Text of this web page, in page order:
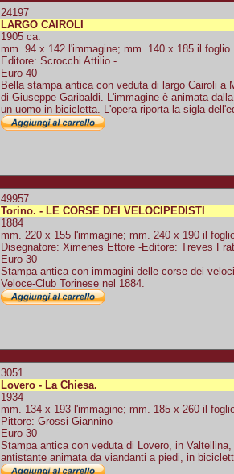
24197
LARGO CAIROLI
1905 ca.
mm. 94 x 142 l'immagine; mm. 140 x 185 il foglio
Editore: Scrocchi Attilio -
Euro 40
Bella stampa antica con veduta di largo Cairoli a
di Giuseppe Garibaldi. L'immagine è animata
un uomo in bicicletta. L'opera riporta la sigla
49957
Torino. - LE CORSE DEI VELOCIPEDISTI
1884
mm. 220 x 155 l'immagine; mm. 240 x 190 il
Disegnatore: Ximenes Ettore -Editore: Treves
Euro 30
Stampa antica con immagini delle corse dei
Veloce-Club Torinese nel 1884.
3051
Lovero - La Chiesa.
1934
mm. 134 x 193 l'immagine; mm. 185 x 260 il
Pittore: Grossi Giannino -
Euro 30
Stampa antica con veduta di Lovero, in
antistante animata da viandanti a piedi, in